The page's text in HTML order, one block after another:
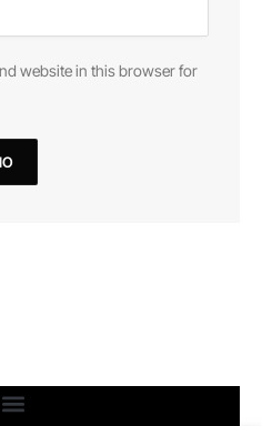
website in this browser for